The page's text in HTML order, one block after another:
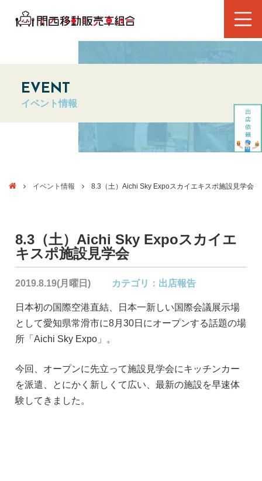
EVENT
イベント情報
イベント情報 8.3（土）Aichi Sky Expoスカイエキスポ施設見学会
8.3（土）Aichi Sky Expoスカイエ
キスポ施設見学会
2019.8.19(月曜日) カテゴリ： 出店報告
日本初の国際空港直結、日本一新しい国際会議展示場
として愛知県常滑市に8月30日にオープンする話題の場
所「Aichi Sky Expo」。
今回、オープンに先立って施設見学会にキッチンカー
を派遣、とにかく新しくて広い、最新の施設を早速体
験してきました。